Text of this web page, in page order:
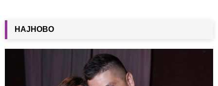
НАЈНОВО